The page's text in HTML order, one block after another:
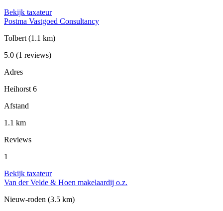
Bekijk taxateur
Postma Vastgoed Consultancy
Tolbert (1.1 km)
5.0 (1 reviews)
Adres
Heihorst 6
Afstand
1.1 km
Reviews
1
Bekijk taxateur
Van der Velde & Hoen makelaardij o.z.
Nieuw-roden (3.5 km)